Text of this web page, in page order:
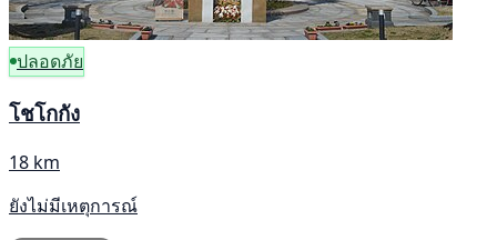
ปลอดภัย
โชโกกัง
18 km
ยังไม่มีเหตุการณ์